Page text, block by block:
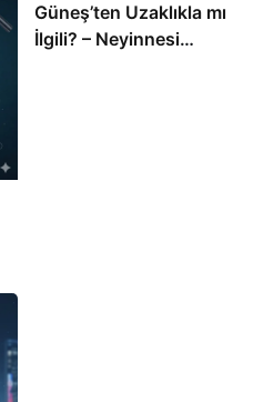
Güneş’ten Uzaklıkla mı
İlgili? – Neyinnesi